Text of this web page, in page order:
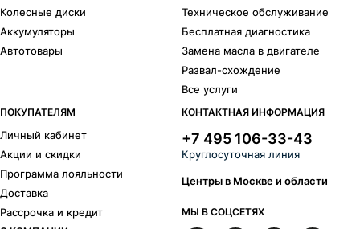
Колесные диски
Аккумуляторы
Автотовары
Техническое обслуживание
Бесплатная диагностика
Замена масла в двигателе
Развал-схождение
Все услуги
ПОКУПАТЕЛЯМ
Личный кабинет
Акции и скидки
Программа лояльности
Доставка
Рассрочка и кредит
КОНТАКТНАЯ ИНФОРМАЦИЯ
+7 495 106-33-43
Круглосуточная линия
Центры в Москве и области
МЫ В СОЦСЕТЯХ